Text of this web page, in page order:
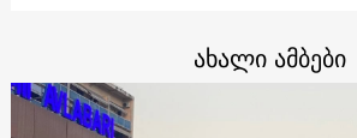
ახალი ამბები